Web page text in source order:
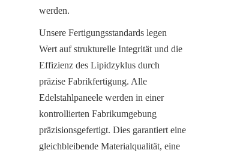
werden.
Unsere Fertigungsstandards legen
Wert auf strukturelle Integrität und die
Effizienz des Lipidzyklus durch
präzise Fabrikfertigung. Alle
Edelstahlpaneele werden in einer
kontrollierten Fabrikumgebung
präzisionsgefertigt. Dies garantiert eine
gleichbleibende Materialqualität, eine